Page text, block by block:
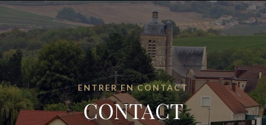
ENTRER EN CONTACT
CONTACT